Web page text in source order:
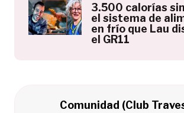
3.500 calorías
el sistema de
en frío que Lau
el GR11
Comunidad (Club